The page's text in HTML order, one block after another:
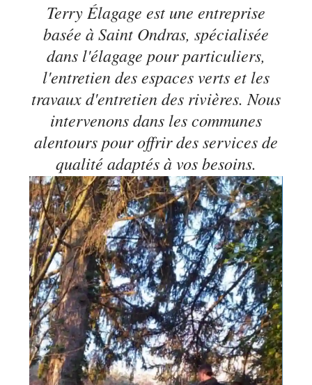
Terry Élagage est une entreprise
basée à Saint Ondras, spécialisée
dans l'élagage pour particuliers,
l'entretien des espaces verts et les
travaux d'entretien des rivières. Nous
intervenons dans les communes
alentours pour offrir des services de
qualité adaptés à vos besoins.